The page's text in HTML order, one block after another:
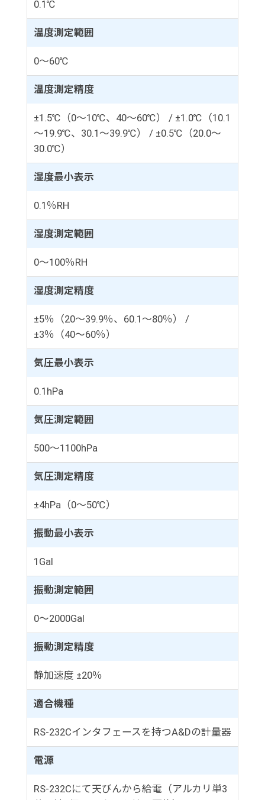
0.1℃
温度測定範囲
0～60℃
温度測定精度
±1.5℃（0～10℃、40～60℃） / ±1.0℃（10.1
～19.9℃、30.1～39.9℃） / ±0.5℃（20.0～
30.0℃）
湿度最小表示
0.1％RH
湿度測定範囲
0～100％RH
湿度測定精度
±5％（20～39.9％、60.1～80％） /
±3％（40～60％）
気圧最小表示
0.1hPa
気圧測定範囲
500～1100hPa
気圧測定精度
±4hPa（0～50℃）
振動最小表示
1Gal
振動測定範囲
0～2000Gal
振動測定精度
静加速度 ±20％
適合機種
RS-232Cインタフェースを持つA&Dの計量器
電源
RS-232Cにて天びんから給電（アルカリ単3